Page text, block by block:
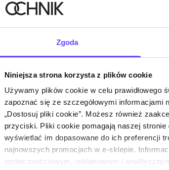
Zgoda
Niniejsza strona korzysta z plików cookie
Używamy plików cookie w celu prawidłowego
zapoznać się ze szczegółowymi
„Dostosuj pliki cookie”. Możesz również
przyciski. Pliki cookie pomagają naszej
wyświetlać im dopasowane do ich preferencji
najnowszych promocjach w e-sklepie.
społecznościowym, reklamowym i